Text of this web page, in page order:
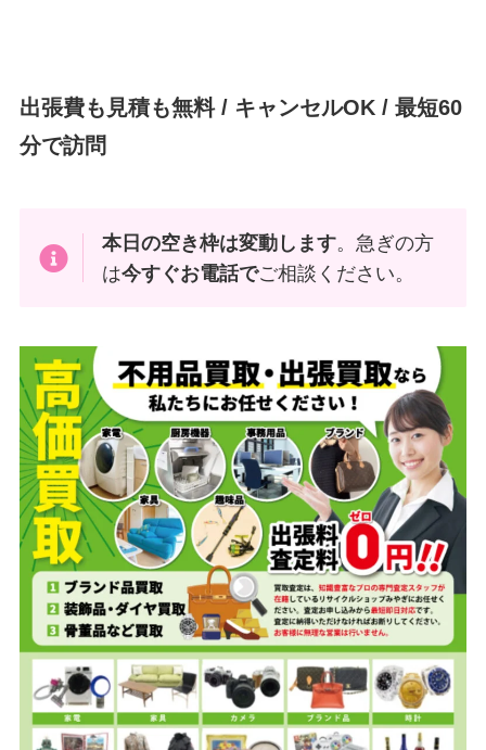
出張費も見積も無料 / キャンセルOK / 最短60
分で訪問
本日の空き枠は変動します。急ぎの方
は今すぐお電話でご相談ください。